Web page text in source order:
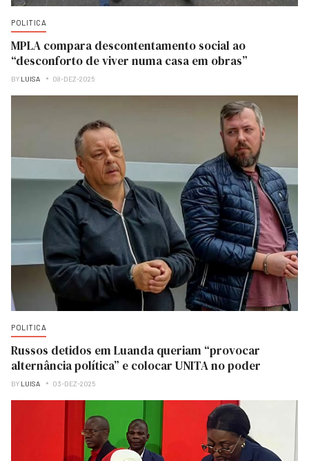
POLITICA
MPLA compara descontentamento social ao
“desconforto de viver numa casa em obras”
BY LUISA 08-DEZ-2025
POLITICA
Russos detidos em Luanda queriam “provocar
alternância política” e colocar UNITA no poder
BY LUISA 03-DEZ-2025